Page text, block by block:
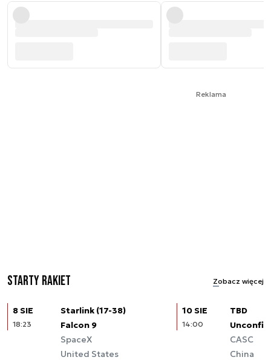
Reklama
Starty rakiet Zobacz więcej
8 SIE
18:23
Starlink (17-38)
Falcon 9
SpaceX
United States
10 SIE
14:00
TBD
CASC
China